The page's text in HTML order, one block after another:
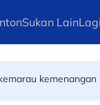
Sukan LainLagi